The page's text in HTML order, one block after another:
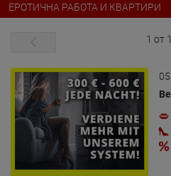
ЕРОТИЧНА РАБОТА И КВАРТИРИ
1 от 1